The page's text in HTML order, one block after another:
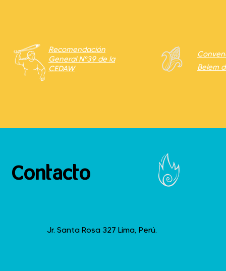
Recomendación
General N°39 de la
CEDAW
Belem
Contacto
Jr. Santa Rosa 327 Lima, Perú.